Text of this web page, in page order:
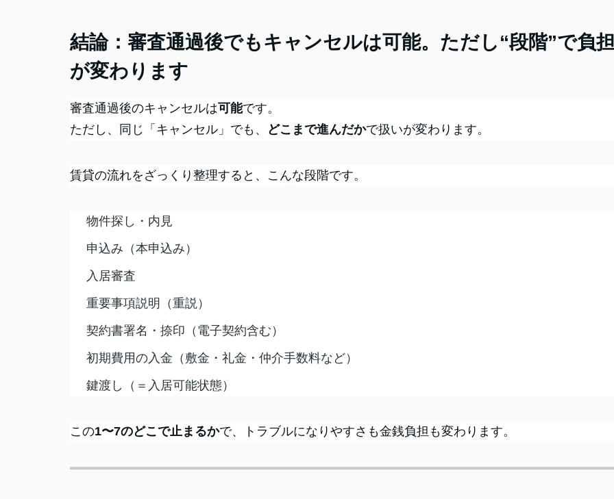
結論：審査通過後でもキャンセルは可能。ただし“段階”で負
が変わります
審査通過後のキャンセルは可能です。
ただし、同じ「キャンセル」でも、 どこまで進んだかで扱いが変わります。
賃貸の流れをざっくり整理すると、こんな段階です。
物件探し・内見
申込み（本申込み）
入居審査
重要事項説明（重説）
契約書署名・捺印（電子契約含む）
初期費用の入金（敷金・礼金・仲介手数料など）
鍵渡し（＝入居可能状態）
この1〜7のどこで止まるかで、トラブルになりやすさも金銭負担も変わります。